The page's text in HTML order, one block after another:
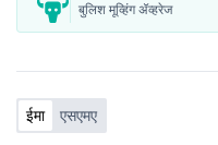
बुलिश मूव्हिंग ॲव्हरेज
ईमा एसएमए